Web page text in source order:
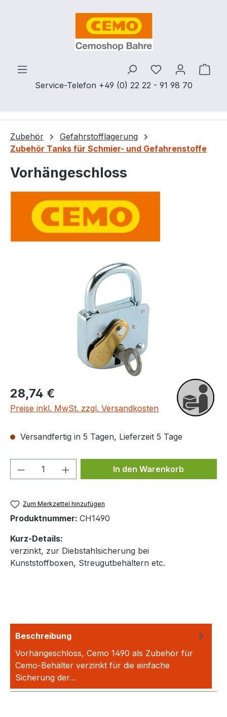
Zum Hauptinhalt springen
Service-Telefon +49 (0) 22 22 - 91 98 70
Du hast 0
Zubehör
Gefahrstofflagerung
Zubehör Tanks für Schmier- und Gefahrenstoffe
Vorhängeschloss
Bildergalerie überspringen
Regulärer Preis:
28,74 €
Preise inkl. MwSt. zzgl. Versandkosten
Versandfertig in 5 Tagen, Lieferzeit 5 Tage
Produkt Anzahl: Gib denIn den Warenkorb
Zum Merkzettel hinzufügen
Produktnummer: CH1490
Kurz-Details:
verzinkt, zur Diebstahlsicherung bei
Kunststoffboxen, Streugutbehältern etc.
Beschreibung
Vorhängeschloss, Cemo 1490 als Zubehör für
Cemo-Behälter verzinkt für die einfache
Sicherung der…